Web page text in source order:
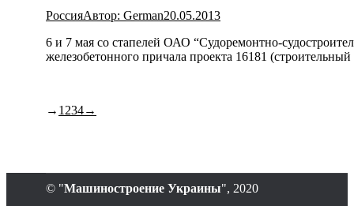
РоссияАвтор: German20.05.2013
6 и 7 мая со стапелей ОАО “Судоремонтно-
железобетонного причала проекта 16181
→ 1 234→
© "Машиностроение Украины", 2020